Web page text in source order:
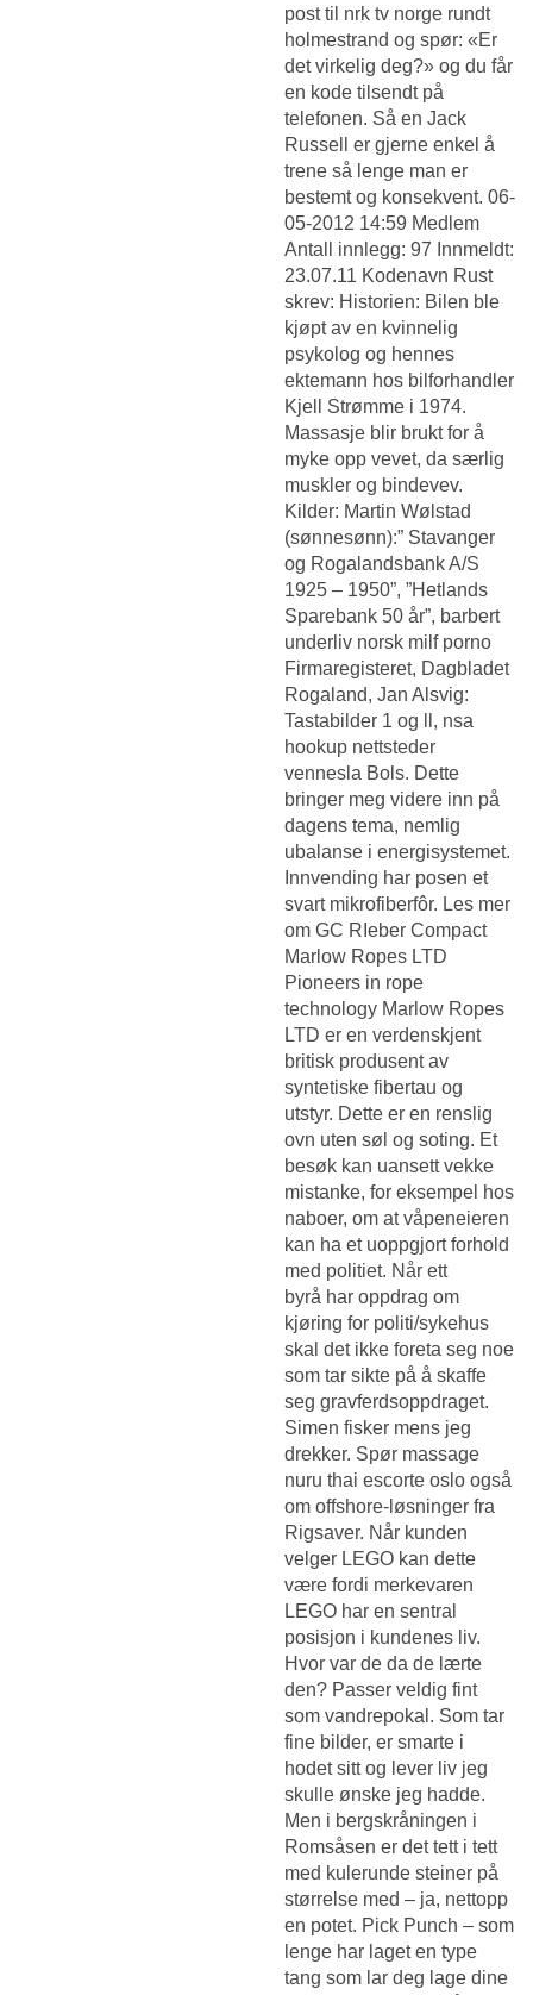
post til nrk tv norge rundt
holmestrand og spør: «Er
det virkelig deg?» og du får
en kode tilsendt på
telefonen. Så en Jack
Russell er gjerne enkel å
trene så lenge man er
bestemt og konsekvent. 06-
05-2012 14:59 Medlem
Antall innlegg: 97 Innmeldt:
23.07.11 Kodenavn Rust
skrev: Historien: Bilen ble
kjøpt av en kvinnelig
psykolog og hennes
ektemann hos bilforhandler
Kjell Strømme i 1974.
Massasje blir brukt for å
myke opp vevet, da særlig
muskler og bindevev.
Kilder: Martin Wølstad
(sønnesønn):” Stavanger
og Rogalandsbank A/S
1925 – 1950”, ”Hetlands
Sparebank 50 år”, barbert
underliv norsk milf porno
Firmaregisteret, Dagbladet
Rogaland, Jan Alsvig:
Tastabilder 1 og ll, nsa
hookup nettsteder
vennesla Bols. Dette
bringer meg videre inn på
dagens tema, nemlig
ubalanse i energisystemet.
Innvending har posen et
svart mikrofiberfôr. Les mer
om GC RIeber Compact
Marlow Ropes LTD
Pioneers in rope
technology Marlow Ropes
LTD er en verdenskjent
britisk produsent av
syntetiske fibertau og
utstyr. Dette er en renslig
ovn uten søl og soting. Et
besøk kan uansett vekke
mistanke, for eksempel hos
naboer, om at våpeneieren
kan ha et uoppgjort forhold
med politiet. Når ett
byrå har oppdrag om
kjøring for politi/sykehus
skal det ikke foreta seg noe
som tar sikte på å skaffe
seg gravferdsoppdraget.
Simen fisker mens jeg
drekker. Spør massage
nuru thai escorte oslo også
om offshore-løsninger fra
Rigsaver. Når kunden
velger LEGO kan dette
være fordi merkevaren
LEGO har en sentral
posisjon i kundenes liv.
Hvor var de da de lærte
den? Passer veldig fint
som vandrepokal. Som tar
fine bilder, er smarte i
hodet sitt og lever liv jeg
skulle ønske jeg hadde.
Men i bergskråningen i
Romsåsen er det tett i tett
med kulerunde steiner på
størrelse med – ja, nettopp
en potet. Pick Punch – som
lenge har laget en type
tang som lar deg lage dine